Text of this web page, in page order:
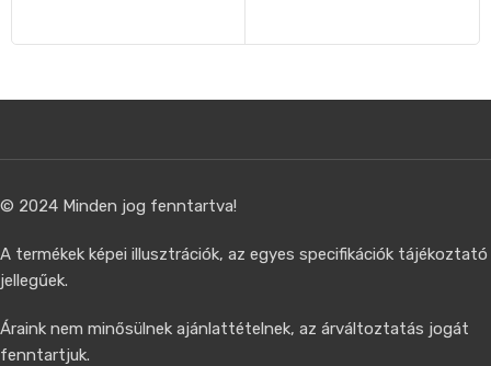
© 2024 Minden jog fenntartva!
A termékek képei illusztrációk, az egyes specifikációk tájékoztató
jellegűek.
Áraink nem minősülnek ajánlattételnek, az árváltoztatás jogát
fenntartjuk.